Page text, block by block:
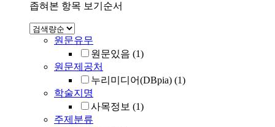
좁혀본 항목 보기순서
원문유무
원문있음 (1)
원문제공처
누리미디어(DBpia) (1)
학술지명
사목정보 (1)
주제분류